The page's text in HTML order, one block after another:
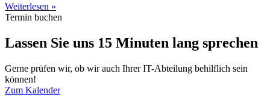
Weiterlesen »
Termin buchen
Lassen Sie uns 15 Minuten lang sprechen
Gerne prüfen wir, ob wir auch Ihrer IT-Abteilung behilflich sein
können!
Zum Kalender